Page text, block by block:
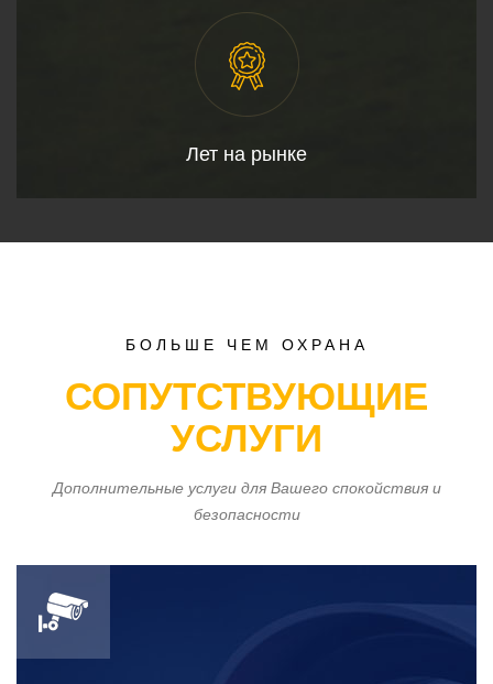
Лет на рынке
БОЛЬШЕ ЧЕМ ОХРАНА
СОПУТСТВУЮЩИЕ
УСЛУГИ
Дополнительные услуги для Вашего спокойствия и
безопасности